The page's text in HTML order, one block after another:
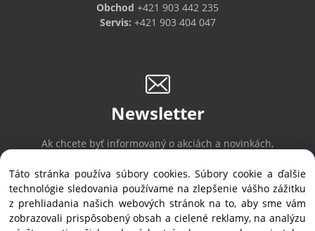
Obchod +421 903 442 235
Servis: +421 903 404 047
Newsletter
Ak chcete byť informovaný o akciách a novinkách,
Prihlásiť sa/ Odhlásiť sa
Táto stránka používa súbory cookies. Súbory cookie a ďalšie
technológie sledovania používame na zlepšenie vášho zážitku
z prehliadania našich webových stránok na to, aby sme vám
zobrazovali prispôsobený obsah a cielené reklamy, na analýzu